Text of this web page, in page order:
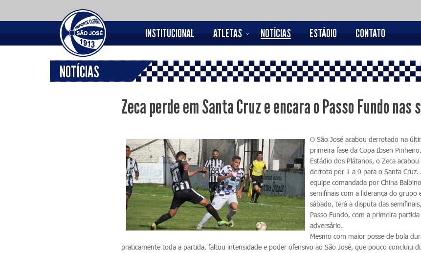
INSTITUCIONAL ATLETAS NOTÍCIAS ESTÁDIO CONTATO
NOTÍCIAS
Zeca perde em Santa Cruz e encara o Passo Fundo nas
O São José acabou derrotado na
primeira fase da Copa Ibsen
Estádio dos Plátanos, o Zeca
derrota por 1 a 0 para o Santa Cruz.
equipe comandada por China
semifinais com a liderança do grupo
sábado, terá a disputa das
Passo Fundo, com a primeira partida
adversário.
Mesmo com maior posse de bola
praticamente toda a partida, faltou intensidade e poder ofensivo ao São José, que pouco concluiu